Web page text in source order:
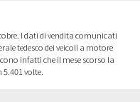
I dati di vendita comunicati
tedesco dei veicoli a motore
infatti che il mese scorso la
volte.